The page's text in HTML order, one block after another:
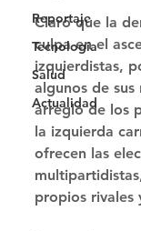
Reportaje
Tecnología
Salud
Actualidad
Claro que la
culpa en el
izquierdistas,
algunos de
arreglo de los
la izquierda
ofrecen las
propios rivales